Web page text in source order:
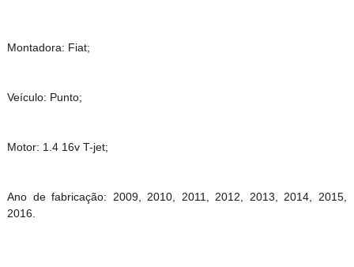
Montadora: Fiat;
Veículo: Punto;
Motor: 1.4 16v T-jet;
Ano de fabricação: 2009, 2010, 2011, 2012, 2013, 2014, 2015,
2016.